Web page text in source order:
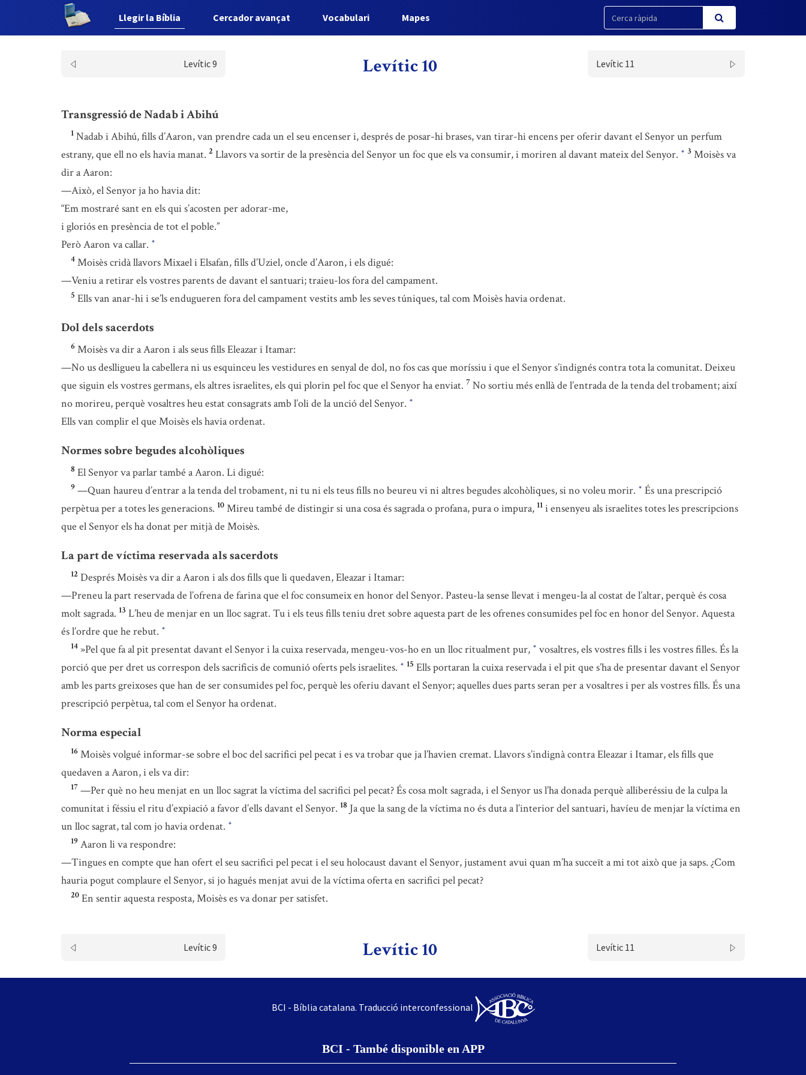
Llegir la Bíblia Cercador avançat Vocabulari Mapes
Levític 9 Levític 10 Levític 11
Transgressió de Nadab i Abihú
1 Nadab i Abihú, fills d’Aaron, van prendre cada un el seu encenser i, després de posar-hi brases, van tirar-hi encens per oferir davant el Senyor un perfum
estrany, que ell no els havia manat. 2 Llavors va sortir de la presència del Senyor un foc que els va consumir, i moriren al davant mateix del Senyor. * 3 Moisès va
dir a Aaron:
—Això, el Senyor ja ho havia dit:
“Em mostraré sant en els qui s’acosten per adorar-me,
i gloriós en presència de tot el poble.”
Però Aaron va callar. *
4 Moisès cridà llavors Mixael i Elsafan, fills d’Uziel, oncle d’Aaron, i els digué:
—Veniu a retirar els vostres parents de davant el santuari; traieu-los fora del campament.
5 Ells van anar-hi i se’ls endugueren fora del campament vestits amb les seves túniques, tal com Moisès havia ordenat.
Dol dels sacerdots
6 Moisès va dir a Aaron i als seus fills Eleazar i Itamar:
—No us deslligueu la cabellera ni us esquinceu les vestidures en senyal de dol, no fos cas que moríssiu i que el Senyor s’indignés contra tota la comunitat. Deixeu
que siguin els vostres germans, els altres israelites, els qui plorin pel foc que el Senyor ha enviat. 7 No sortiu més enllà de l’entrada de la tenda del trobament; així
no morireu, perquè vosaltres heu estat consagrats amb l’oli de la unció del Senyor. *
Ells van complir el que Moisès els havia ordenat.
Normes sobre begudes alcohòliques
8 El Senyor va parlar també a Aaron. Li digué:
9 —Quan haureu d’entrar a la tenda del trobament, ni tu ni els teus fills no beureu vi ni altres begudes alcohòliques, si no voleu morir. * És una prescripció
perpètua per a totes les generacions. 10 Mireu també de distingir si una cosa és sagrada o profana, pura o impura, 11 i ensenyeu als israelites totes les prescripcions
que el Senyor els ha donat per mitjà de Moisès.
La part de víctima reservada als sacerdots
12 Després Moisès va dir a Aaron i als dos fills que li quedaven, Eleazar i Itamar:
—Preneu la part reservada de l’ofrena de farina que el foc consumeix en honor del Senyor. Pasteu-la sense llevat i mengeu-la al costat de l’altar, perquè és cosa
molt sagrada. 13 L’heu de menjar en un lloc sagrat. Tu i els teus fills teniu dret sobre aquesta part de les ofrenes consumides pel foc en honor del Senyor. Aquesta
és l’ordre que he rebut. *
14 »Pel que fa al pit presentat davant el Senyor i la cuixa reservada, mengeu-vos-ho en un lloc ritualment pur, * vosaltres, els vostres fills i les vostres filles. És la
porció que per dret us correspon dels sacrificis de comunió oferts pels israelites. * 15 Ells portaran la cuixa reservada i el pit que s’ha de presentar davant el Senyor
amb les parts greixoses que han de ser consumides pel foc, perquè les oferiu davant el Senyor; aquelles dues parts seran per a vosaltres i per als vostres fills. És una
prescripció perpètua, tal com el Senyor ha ordenat.
Norma especial
16 Moisès volgué informar-se sobre el boc del sacrifici pel pecat i es va trobar que ja l’havien cremat. Llavors s’indignà contra Eleazar i Itamar, els fills que
quedaven a Aaron, i els va dir:
17 —Per què no heu menjat en un lloc sagrat la víctima del sacrifici pel pecat? És cosa molt sagrada, i el Senyor us l’ha donada perquè alliberéssiu de la culpa la
comunitat i féssiu el ritu d’expiació a favor d’ells davant el Senyor. 18 Ja que la sang de la víctima no és duta a l’interior del santuari, havíeu de menjar la víctima en
un lloc sagrat, tal com jo havia ordenat. *
19 Aaron li va respondre:
—Tingues en compte que han ofert el seu sacrifici pel pecat i el seu holocaust davant el Senyor, justament avui quan m’ha succeït a mi tot això que ja saps. ¿Com
hauria pogut complaure el Senyor, si jo hagués menjat avui de la víctima oferta en sacrifici pel pecat?
20 En sentir aquesta resposta, Moisès es va donar per satisfet.
Levític 9 Levític 10 Levític 11
BCI - Bíblia catalana. Traducció interconfessional
BCI - També disponible en APP